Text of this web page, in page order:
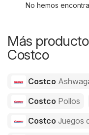
No hemos
Más
Costco
Costco
Costco Pollos
Costco Juegos